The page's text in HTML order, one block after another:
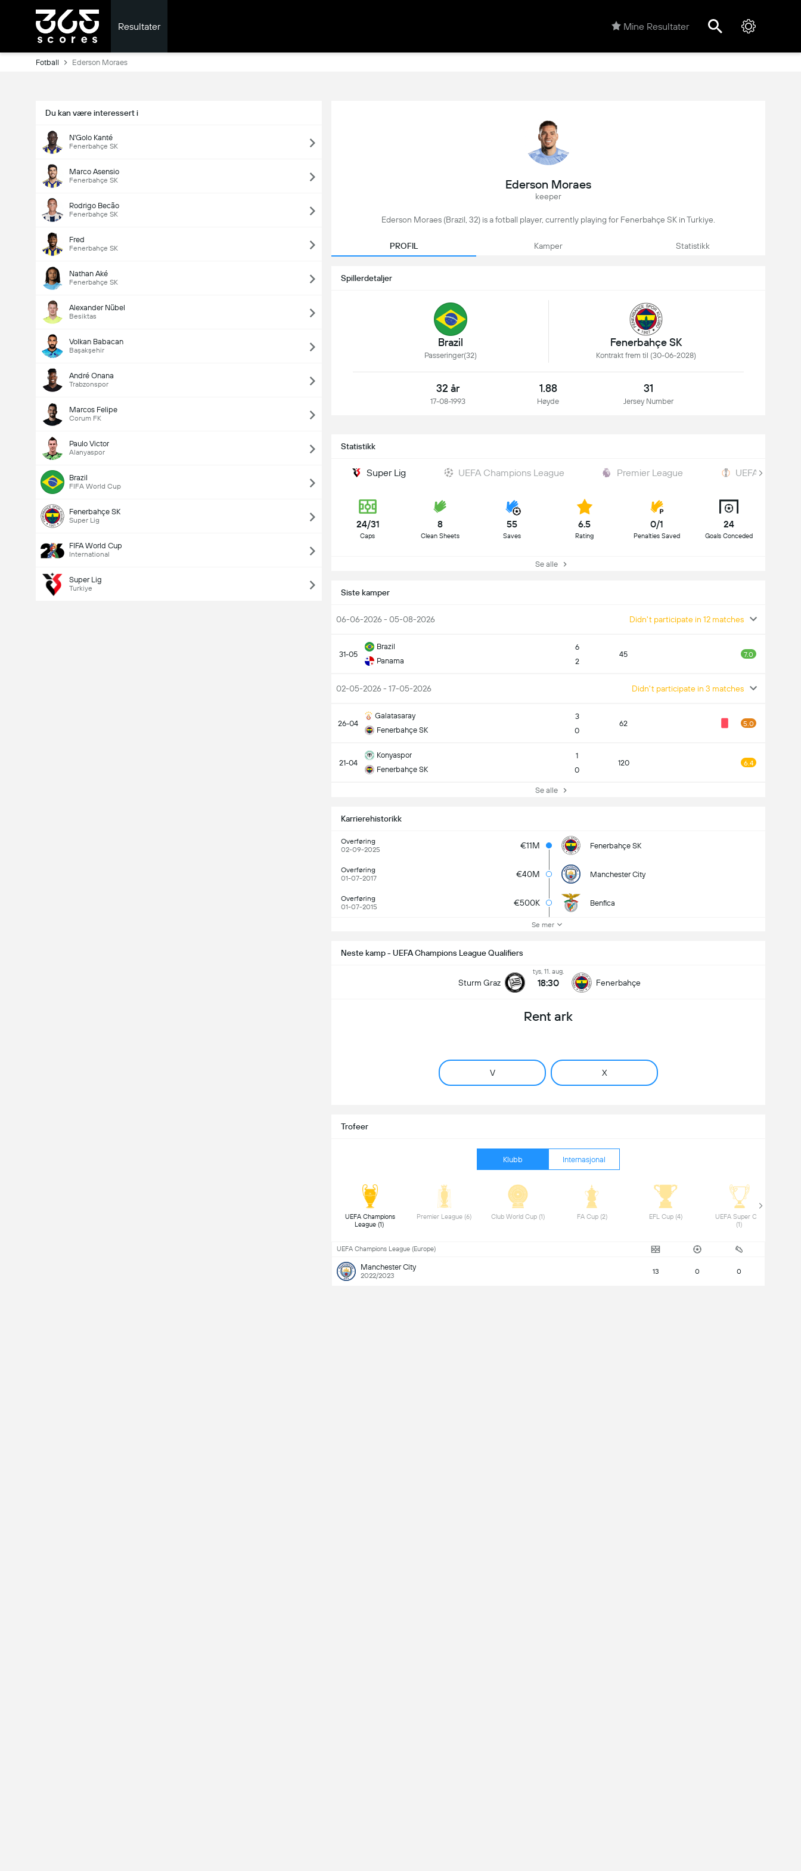
Resultater Mine Resultater
Fotball Ederson Moraes
Du kan være interessert i
N'Golo Kanté
Fenerbahçe SK
Marco Asensio
Fenerbahçe SK
Rodrigo Becão
Fenerbahçe SK
Fred
Fenerbahçe SK
Nathan Aké
Fenerbahçe SK
Alexander Nübel
Besiktas
Volkan Babacan
Başakşehir
André Onana
Trabzonspor
Marcos Felipe
Corum FK
Paulo Victor
Alanyaspor
Brazil
FIFA World Cup
Fenerbahçe SK
Super Lig
FIFA World Cup
International
Super Lig
Turkiye
Ederson Moraes
keeper
Ederson Moraes (Brazil, 32) is a fotball player, currently playing for Fenerbahçe SK in Turkiye.
PROFIL Kamper Statistikk
Spillerdetaljer
Brazil
Passeringer(32)
Fenerbahçe SK
Kontrakt frem til (30-06-2028)
32 år
17-08-1993
1.88
Høyde
31
Jersey Number
Statistikk
Super Lig UEFA Champions League Premier League UEFA Europa
24/31
Caps
8
Clean Sheets
55
Saves
6.5
Rating
0/1
Penalties Saved
24
Goals Conceded
Se alle
Neste kamp - UEFA Champions League Qualifiers
Sturm Graz
tys, 11. aug.
18:30 Fenerbahçe
Rent ark
V X
Siste kamper
06-06-2026 - 05-08-2026 Didn't participate in 12 matches
31-05
Brazil
Panama
6
2
45 7.0
02-05-2026 - 17-05-2026 Didn't participate in 3 matches
26-04
Galatasaray
Fenerbahçe SK
3
0
62 5.0
21-04
Konyaspor
Fenerbahçe SK
1
0
120 6.4
Se alle
Karrierehistorikk
Overføring
02-09-2025
€11M Fenerbahçe SK
Overføring
01-07-2017
€40M Manchester City
Overføring
01-07-2015
€500K Benfica
Se mer
Trofeer
Klubb Internasjonal
UEFA Champions
FA Cup (2)
UEFA Super Cup
(1)
UEFA Champions League (Europe)
Manchester City
2022/2023 13 0 0